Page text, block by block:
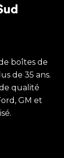
boîtes de
de 35 ans.
qualité
GM et